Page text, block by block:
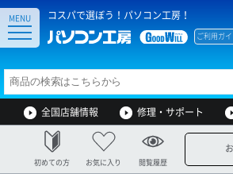
コスパで選ぼう！パソコン工房！
ご利用ガ
MENU
全国店舗情報 修理・サポート
初めての方 お気に入り 閲覧履歴